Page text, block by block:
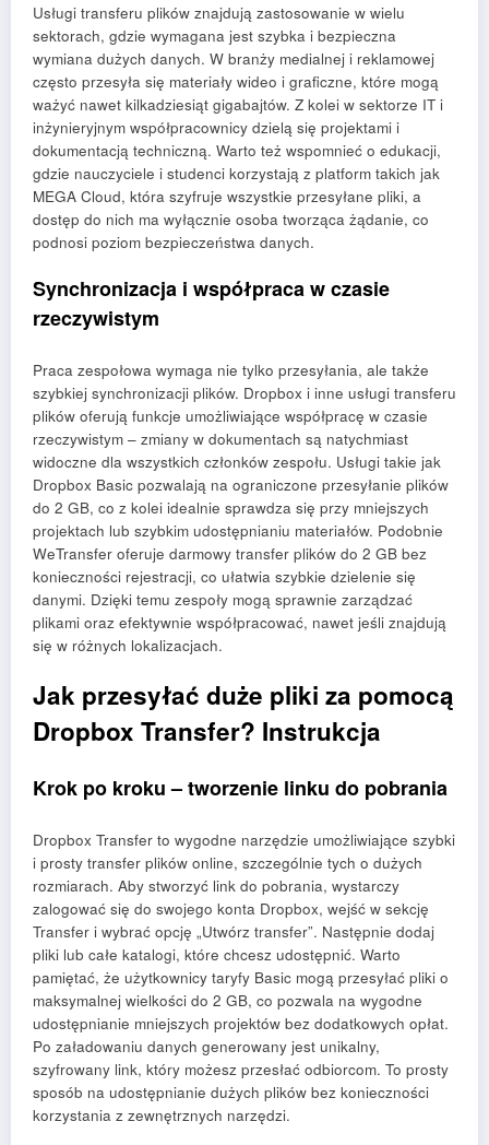
Usługi transferu plików znajdują zastosowanie w wielu
sektorach, gdzie wymagana jest szybka i bezpieczna
wymiana dużych danych. W branży medialnej i reklamowej
często przesyła się materiały wideo i graficzne, które mogą
ważyć nawet kilkadziesiąt gigabajtów. Z kolei w sektorze IT i
inżynieryjnym współpracownicy dzielą się projektami i
dokumentacją techniczną. Warto też wspomnieć o edukacji,
gdzie nauczyciele i studenci korzystają z platform takich jak
MEGA Cloud, która szyfruje wszystkie przesyłane pliki, a
dostęp do nich ma wyłącznie osoba tworząca żądanie, co
podnosi poziom bezpieczeństwa danych.
Synchronizacja i współpraca w czasie
rzeczywistym
Praca zespołowa wymaga nie tylko przesyłania, ale także
szybkiej synchronizacji plików. Dropbox i inne usługi transferu
plików oferują funkcje umożliwiające współpracę w czasie
rzeczywistym – zmiany w dokumentach są natychmiast
widoczne dla wszystkich członków zespołu. Usługi takie jak
Dropbox Basic pozwalają na ograniczone przesyłanie plików
do 2 GB, co z kolei idealnie sprawdza się przy mniejszych
projektach lub szybkim udostępnianiu materiałów. Podobnie
WeTransfer oferuje darmowy transfer plików do 2 GB bez
konieczności rejestracji, co ułatwia szybkie dzielenie się
danymi. Dzięki temu zespoły mogą sprawnie zarządzać
plikami oraz efektywnie współpracować, nawet jeśli znajdują
się w różnych lokalizacjach.
Jak przesyłać duże pliki za pomocą
Dropbox Transfer? Instrukcja
Krok po kroku – tworzenie linku do pobrania
Dropbox Transfer to wygodne narzędzie umożliwiające szybki
i prosty transfer plików online, szczególnie tych o dużych
rozmiarach. Aby stworzyć link do pobrania, wystarczy
zalogować się do swojego konta Dropbox, wejść w sekcję
Transfer i wybrać opcję „Utwórz transfer”. Następnie dodaj
pliki lub całe katalogi, które chcesz udostępnić. Warto
pamiętać, że użytkownicy taryfy Basic mogą przesyłać pliki o
maksymalnej wielkości do 2 GB, co pozwala na wygodne
udostępnianie mniejszych projektów bez dodatkowych opłat.
Po załadowaniu danych generowany jest unikalny,
szyfrowany link, który możesz przesłać odbiorcom. To prosty
sposób na udostępnianie dużych plików bez konieczności
korzystania z zewnętrznych narzędzi.